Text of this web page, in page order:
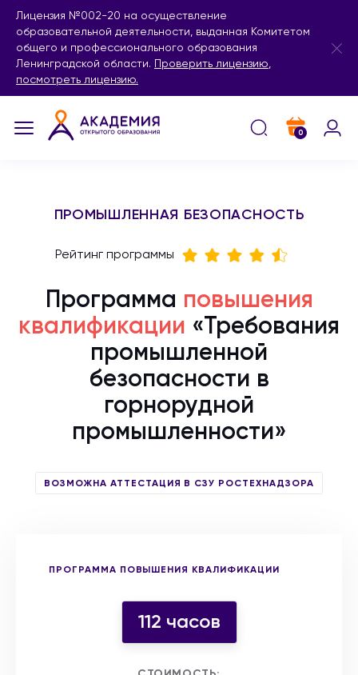
Лицензия №002-20 на осуществление
образовательной деятельности, выданная Комитетом
общего и профессионального образования
Ленинградской области.
Проверить лицензию,
посмотреть лицензию.
0
ПРОМЫШЛЕННАЯ БЕЗОПАСНОСТЬ
Рейтинг программы
Программа повышения
квалификации «Требования
промышленной
безопасности в
горнорудной
промышленности»
ВОЗМОЖНА АТТЕСТАЦИЯ В СЗУ РОСТЕХНАДЗОРА
ПРОГРАММА ПОВЫШЕНИЯ КВАЛИФИКАЦИИ
Выберите форму участия
112 часов